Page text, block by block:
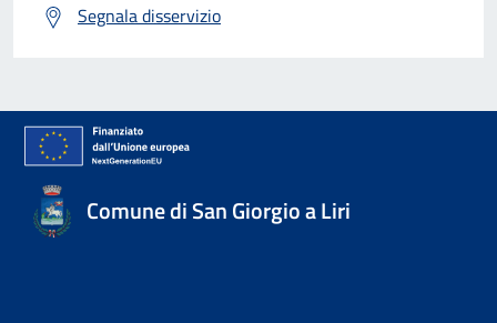
Segnala disservizio
Comune di San Giorgio a Liri